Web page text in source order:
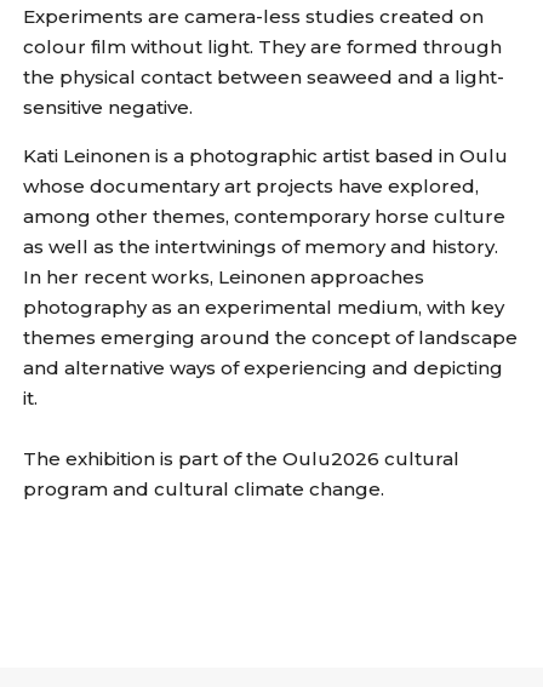
Experiments are camera-less studies created on
colour film without light. They are formed through
the physical contact between seaweed and a light-
sensitive negative.
Kati Leinonen is a photographic artist based in Oulu
whose documentary art projects have explored,
among other themes, contemporary horse culture
as well as the intertwinings of memory and history.
In her recent works, Leinonen approaches
photography as an experimental medium, with key
themes emerging around the concept of landscape
and alternative ways of experiencing and depicting
it.
The exhibition is part of the Oulu2026 cultural
program and cultural climate change.